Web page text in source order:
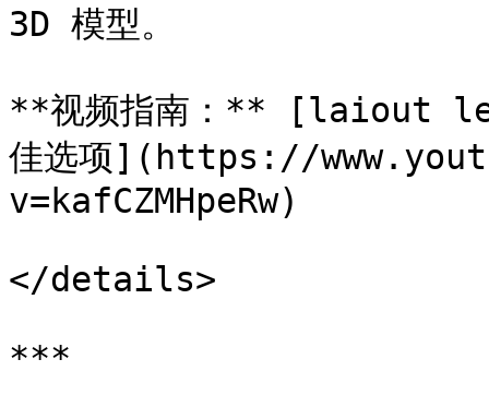
3D 模型。
**视频指南：** [laiout
佳选项](https://
v=kafCZMHpeRw)
</details>
***